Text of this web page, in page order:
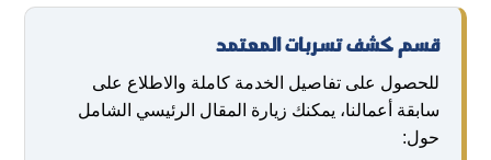
قسم كشف تسربات المعتمد
للحصول على تفاصيل الخدمة كاملة والاطلاع على
سابقة أعمالنا، يمكنك زيارة المقال الرئيسي الشامل
حول: